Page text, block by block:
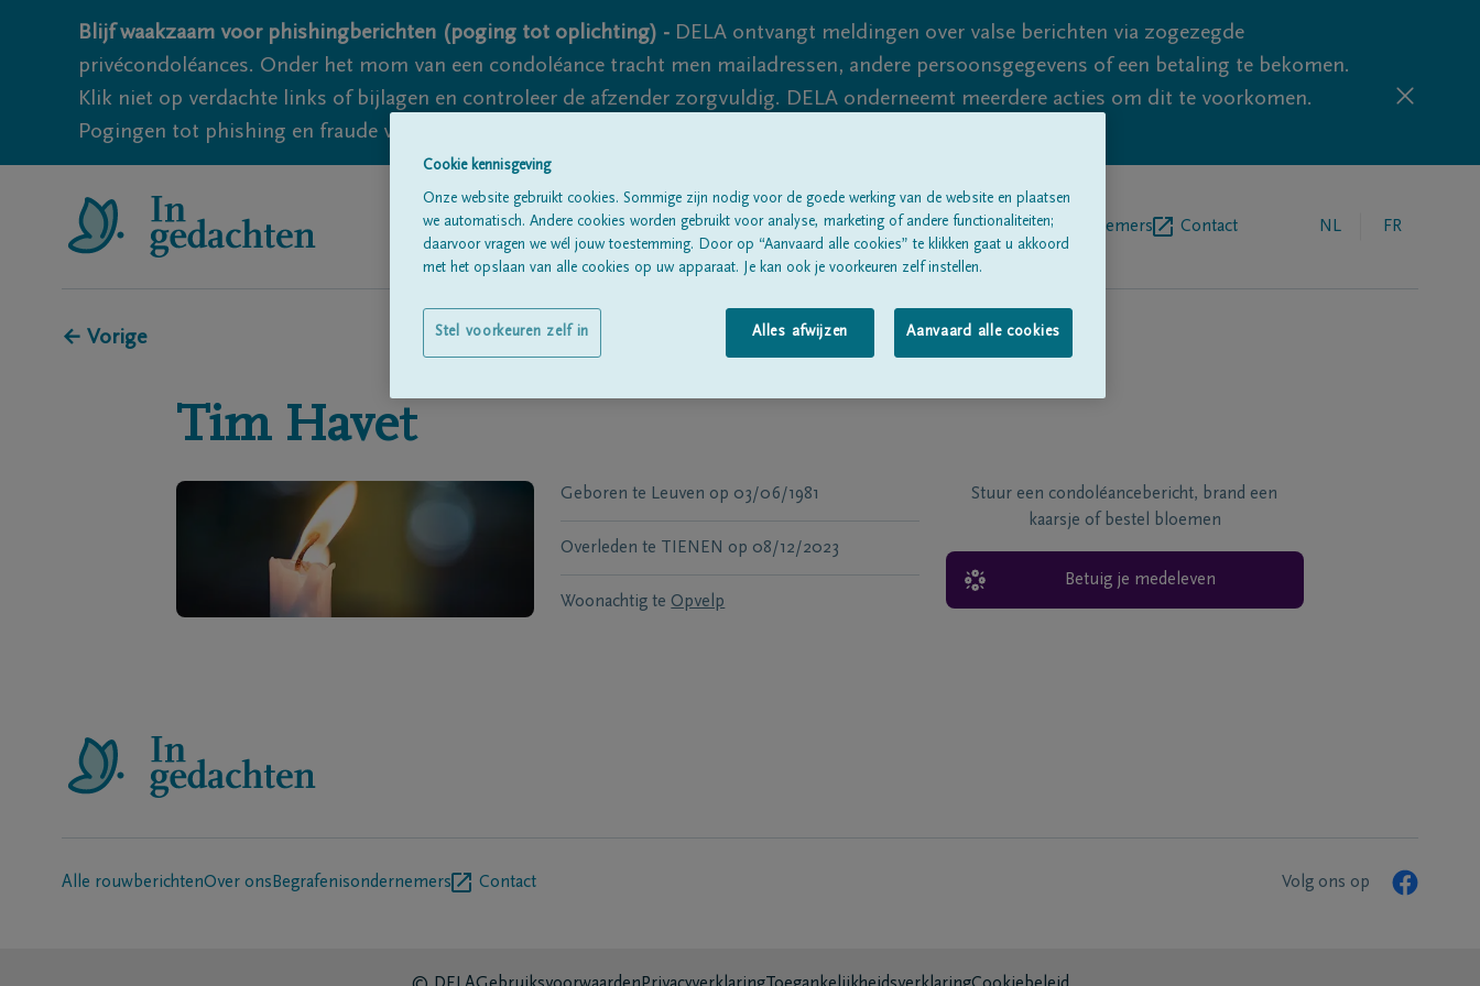
Blijf waakzaam voor phishingberichten (poging tot oplichting) - DELA ontvangt meldingen over valse berichten via zogezegde
privécondoléances. Onder het mom van een condoléance tracht men mailadressen, andere persoonsgegevens of een betaling te bekomen.
Klik niet op verdachte links of bijlagen en controleer de afzender zorgvuldig. DELA onderneemt meerdere acties om dit te voorkomen.
Pogingen tot phishing en fraude vallen echter nooit volledig uit te sluiten, dus blijf waakzaam.
Alle rouwberichten Over onsBegrafenisondernemers Contact NL FR
← Vorige
Tim Havet
Geboren te Leuven op 03/06/1981
Overleden te TIENEN op 08/12/2023
Woonachtig te Opvelp
Stuur een condoléancebericht, brand een
kaarsje of bestel bloemen
Betuig je medeleven
Alle rouwberichtenOver ons Begrafenisondernemers Contact Volg ons op
Cookie kennisgeving
Onze website gebruikt cookies. Sommige zijn nodig voor de goede werking van de website en plaatsen
we automatisch. Andere cookies worden gebruikt voor analyse, marketing of andere functionaliteiten;
daarvoor vragen we wél jouw toestemming. Door op “Aanvaard alle cookies” te klikken gaat u akkoord
met het opslaan van alle cookies op uw apparaat. Je kan ook je voorkeuren zelf instellen.
Alles afwijzen Aanvaard alle cookies
Stel voorkeuren zelf in